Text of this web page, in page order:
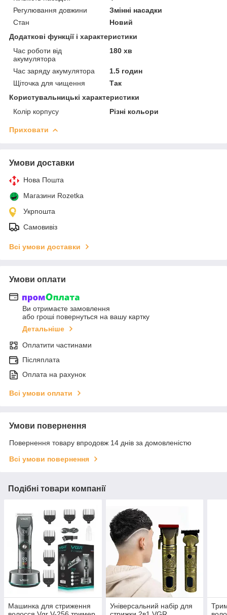
Регулювання довжини
Змінні насадки
Стан
Новий
Додаткові функції і характеристики
Час роботи від
акумулятора
180 хв
Час заряду акумулятора
1.5 годин
Щіточка для чищення
Так
Користувальницькі характеристики
Колір корпусу
Різні кольори
Приховати
Умови доставки
Нова Пошта
Магазини Rozetka
Укрпошта
Самовивіз
Всі умови доставки
Умови оплати
Ви отримаєте замовлення
або гроші повернуться на вашу картку
Детальніше
Оплатити частинами
Післяплата
Оплата на рахунок
Всі умови оплати
Умови повернення
Повернення товару впродовж 14 днів за домовленістю
Всі умови повернення
Подібні товари компанії
Машинка для стриження
Універсальний набір для